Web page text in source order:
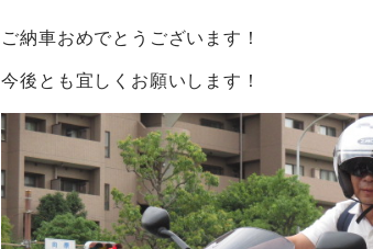
ご納車おめでとうございます！
今後とも宜しくお願いします！